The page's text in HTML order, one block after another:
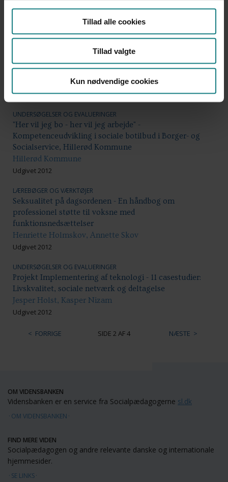
Tillad alle cookies
Tillad valgte
Kun nødvendige cookies
Kristian Gribskov, Janina Gaarde Rasmussen
LÆREBØGER OG VÆRKTØJER
beboernes handlekompetence i forhold til økonomi
Social- og integrationsministeriet
Udgivet 2012
UNDERSØGELSER OG EVALUERINGER
"Her vil jeg bo - her vil jeg arbejde" -
Kompetenceudvikling i sociale botilbud i Borger- og
Socialservice, Hillerød Kommune
Hillerød Kommune
Udgivet 2012
LÆREBØGER OG VÆRKTØJER
Seksualitet på dagsordenen - En håndbog om
professionel støtte til voksne med
funktionsnedsættelser
Henriette Holmskov, Annette Skov
Udgivet 2012
UNDERSØGELSER OG EVALUERINGER
Projekt Implementering af teknologi - 11 casestudier:
Livskvalitet, sociale netværk og deltagelse
Jesper Holst, Kasper Nizam
Udgivet 2012
FORRIGE SIDE 2 AF 4 NÆSTE
OM VIDENSBANKEN
Vidensbanken er en service fra Socialpædagogerne sl.dk
OM VIDENSBANKEN
FIND MERE VIDEN
Socialpædagogen og andre relevante danske og internationale
hjemmesider.
SE LINKS